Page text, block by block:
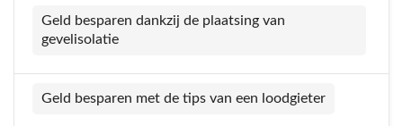
Geld besparen dankzij de plaatsing van
gevelisolatie
Geld besparen met de tips van een loodgieter